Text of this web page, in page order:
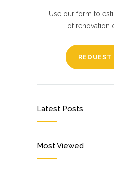
Use our form to
of renovation
Latest Posts
Most Viewed